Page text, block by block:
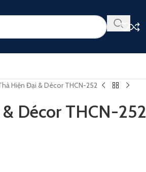
Hiện Đại & Décor THCN-252
Décor THCN-252